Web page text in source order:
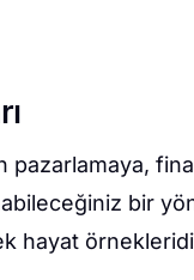
pazarlamaya,
bir
hayat